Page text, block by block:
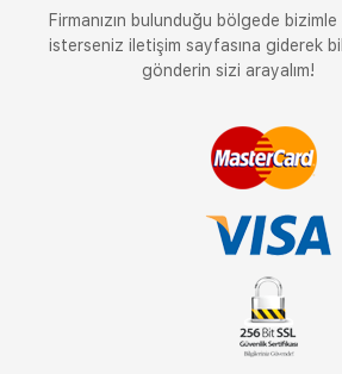
Firmanızın bulunduğu bölgede bizimle
isterseniz iletişim sayfasına giderek
gönderin sizi arayalım!